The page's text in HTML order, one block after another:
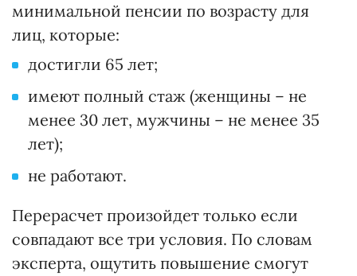
минимальной пенсии по возрасту для
лиц, которые:
достигли 65 лет;
имеют полный стаж (женщины – не
менее 30 лет, мужчины – не менее 35
лет);
не работают.
Перерасчет произойдет только если
совпадают все три условия. По словам
эксперта, ощутить повышение смогут